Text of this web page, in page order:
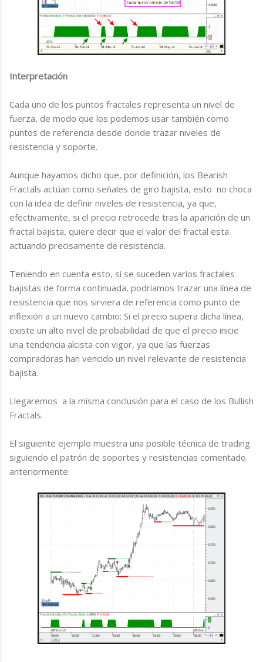
Interpretación
Cada uno de los puntos fractales representa un nivel de
fuerza, de modo que los podemos usar también como
puntos de referencia desde donde trazar niveles de
resistencia y soporte.
Aunque hayamos dicho que, por definición, los Bearish
Fractals actúan como señales de giro bajista, esto no choca
con la idea de definir niveles de resistencia, ya que,
efectivamente, si el precio retrocede tras la aparición de un
fractal bajista, quiere decir que el valor del fractal esta
actuando precisamente de resistencia.
Teniendo en cuenta esto, si se suceden varios fractales
bajistas de forma continuada, podríamos trazar una línea de
resistencia que nos sirviera de referencia como punto de
inflexión a un nuevo cambio: Si el precio supera dicha línea,
existe un alto nivel de probabilidad de que el precio inicie
una tendencia alcista con vigor, ya que las fuerzas
compradoras han vencido un nivel relevante de resistencia
bajista.
Llegaremos a la misma conclusión para el caso de los Bullish
Fractals.
El siguiente ejemplo muestra una posible técnica de trading
siguiendo el patrón de soportes y resistencias comentado
anteriormente: